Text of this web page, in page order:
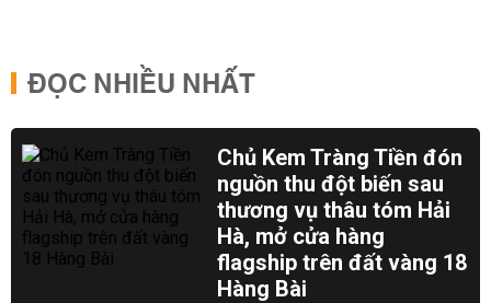
ĐỌC NHIỀU NHẤT
Chủ Kem Tràng Tiền đón
nguồn thu đột biến sau
thương vụ thâu tóm Hải
Hà, mở cửa hàng
flagship trên đất vàng 18
Hàng Bài